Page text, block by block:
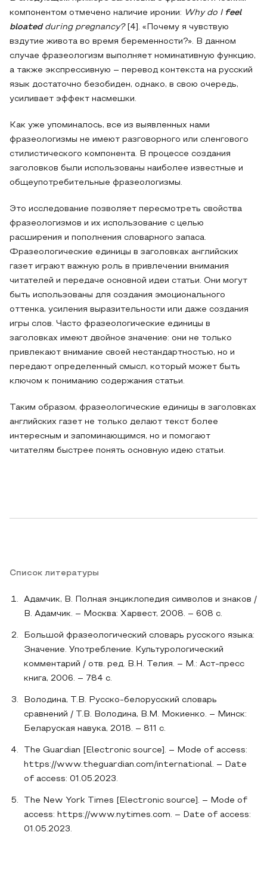
компонентом отмечено наличие иронии:
Why do I feel
bloatedduring pregnancy?[4]. «Почему я чувствую
вздутие живота во время беременности?». В данном
случае фразеологизм выполняет номинативную функцию,
а также экспрессивную – перевод контекста на русский
язык достаточно безобиден, однако, в свою очередь,
усиливает эффект насмешки.
Как уже упоминалось, все из выявленных нами
фразеологизмы не имеют разговорного или сленгового
стилистического компонента. В процессе создания
заголовков были использованы наиболее известные и
общеупотребительные фразеологизмы.
Это исследование позволяет пересмотреть свойства
фразеологизмов и их использование с целью
расширения и пополнения словарного запаса.
Фразеологические единицы в заголовках английских
газет играют важную роль в привлечении внимания
читателей и передаче основной идеи статьи. Они могут
быть использованы для создания эмоционального
оттенка, усиления выразительности или даже создания
игры слов. Часто фразеологические единицы в
заголовках имеют двойное значение: они не только
привлекают внимание своей нестандартностью, но и
передают определенный смысл, который может быть
ключом к пониманию содержания статьи.
Таким образом, фразеологические единицы в заголовках
английских газет не только делают текст более
интересным и запоминающимся, но и помогают
читателям быстрее понять основную идею статьи.
Список литературы
Адамчик, В. Полная энциклопедия символов и знаков /
В. Адамчик. – Москва: Харвест, 2008. – 608 с.
Большой фразеологический словарь русского языка:
Значение. Употребление. Культурологический
комментарий / отв. ред. В.Н. Телия. – М.: Аст-пресс
книга, 2006. – 784 с.
Володина, Т.В. Русско-белорусский словарь
сравнений / Т.В. Володина, В.М. Мокиенко. – Минск:
Беларуская навука, 2018. – 811 с.
The Guardian [Electronic source]. – Mode of access:
https://www.theguardian.com/international. – Date
of access: 01.05.2023.
The New York Times [Electronic source]. – Mode of
access: https://www.nytimes.com. – Date of access:
01.05.2023.